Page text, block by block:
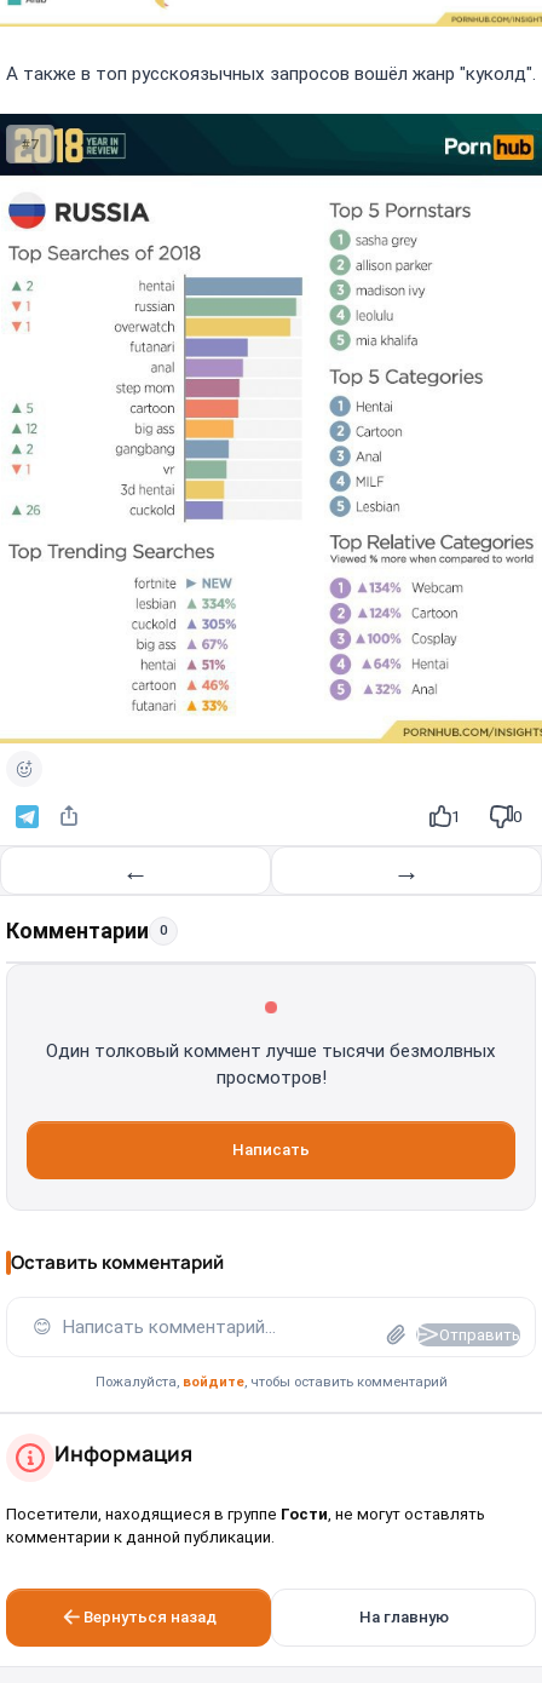
А также в топ русскоязычных запросов вошёл жанр "куколд".
#7
1 0
← →
Комментарии 0
Один толковый коммент лучше тысячи безмолвных
просмотров!
Написать
Оставить комментарий
😊 Написать комментарий... Отправить
Пожалуйста, войдите, чтобы оставить комментарий
Информация
Посетители, находящиеся в группе Гости , не могут оставлять
комментарии к данной публикации.
Вернуться назад На главную